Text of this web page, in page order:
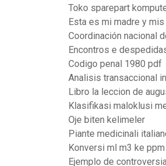
Toko sparepart
Esta es mi madre y
Coordinación nacional
Encontros e
Codigo penal 1980 pdf
Analisis transaccional
Libro la leccion de
Klasifikasi maloklusi
Oje biten kelimeler
Piante medicinali
Konversi ml m3 ke ppm
Ejemplo de